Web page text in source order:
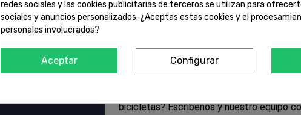
CONTÁCTANOS
¿Quieres hacernos alguna consulta sobre
bicicletas? Escríbenos y nuestro equipo
redes sociales y las cookies publicitarias de terceros se utilizan para
sociales y anuncios personalizados. ¿Aceptas estas cookies y el
personales involucrados?
Aceptar Configurar